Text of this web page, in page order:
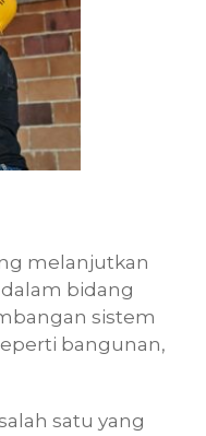
melanjutkan
bidang
sistem
bangunan,
satu yang